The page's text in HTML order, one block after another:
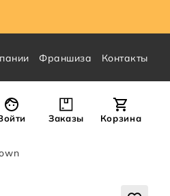
Франшиза Контакты
Заказы Корзина